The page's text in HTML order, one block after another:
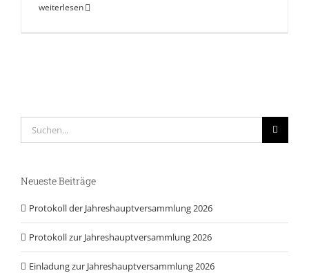
weiterlesen
nach:
Neueste Beiträge
Protokoll der Jahreshauptversammlung 2026
Protokoll zur Jahreshauptversammlung 2026
Einladung zur Jahreshauptversammlung 2026